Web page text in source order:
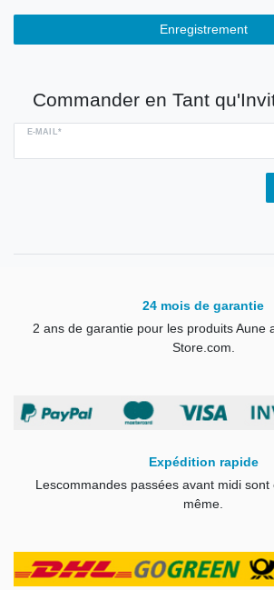
Enregistrement
Commander en Tant
E-MAIL*
24 mois de garantie
2 ans de garantie pour les produits Aune
Store.com.
Expédition rapide
Lescommandes passées avant midi
même.